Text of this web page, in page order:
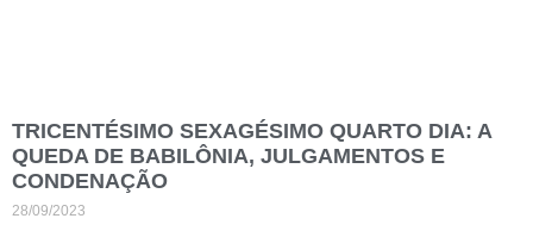
TRICENTÉSIMO SEXAGÉSIMO QUARTO DIA: A
QUEDA DE BABILÔNIA, JULGAMENTOS E
CONDENAÇÃO
28/09/2023